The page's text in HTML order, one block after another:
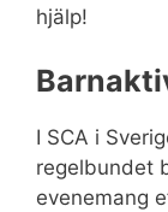
hjälp!
I SCA i
regelbundet
evenemang